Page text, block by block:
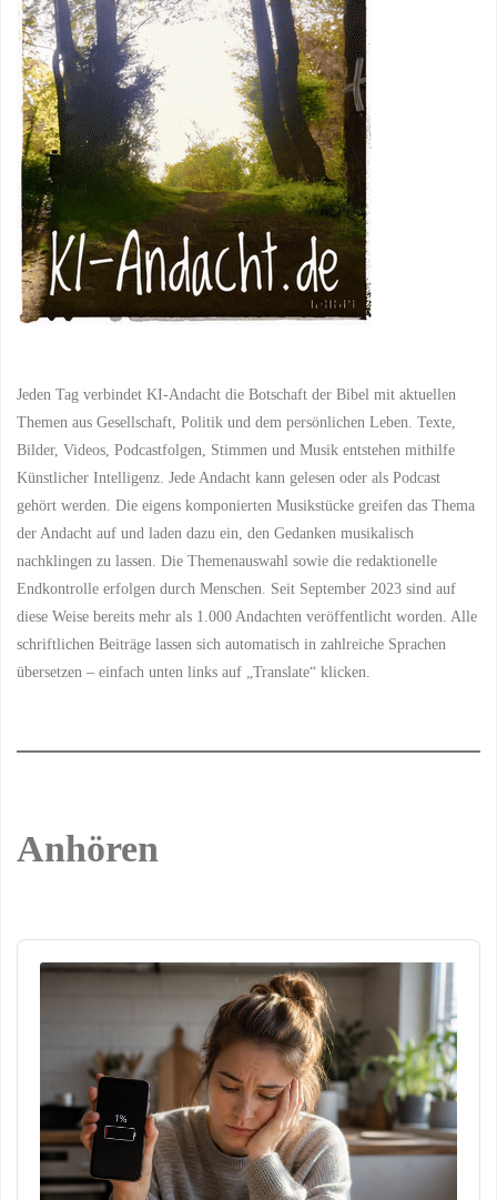
Jeden Tag verbindet KI-Andacht die Botschaft der Bibel mit aktuellen
Themen aus Gesellschaft, Politik und dem persönlichen Leben. Texte,
Bilder, Videos, Podcastfolgen, Stimmen und Musik entstehen mithilfe
Künstlicher Intelligenz. Jede Andacht kann gelesen oder als Podcast
gehört werden. Die eigens komponierten Musikstücke greifen das Thema
der Andacht auf und laden dazu ein, den Gedanken musikalisch
nachklingen zu lassen. Die Themenauswahl sowie die redaktionelle
Endkontrolle erfolgen durch Menschen. Seit September 2023 sind auf
diese Weise bereits mehr als 1.000 Andachten veröffentlicht worden. Alle
schriftlichen Beiträge lassen sich automatisch in zahlreiche Sprachen
übersetzen – einfach unten links auf „Translate“ klicken.
Anhören
Audio
Player